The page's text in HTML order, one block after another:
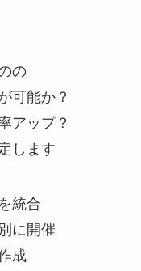
の
可能か？
アップ？
します
統合
に開催
成